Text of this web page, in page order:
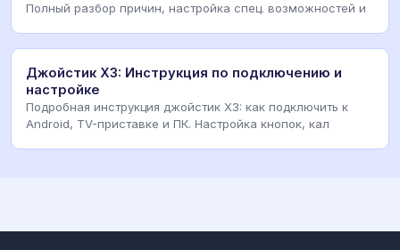
Полный разбор причин, настройка спец. возможностей и
Джойстик X3: Инструкция по подключению и
настройке
Подробная инструкция джойстик X3: как подключить к
Android, TV-приставке и ПК. Настройка кнопок, кал